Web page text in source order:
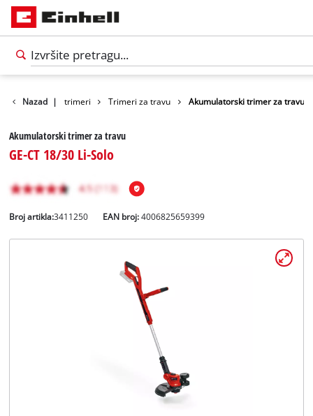
Nazad |
/ Benzinski trimeri Trimeri za travu Akumulatorski trimer za travu
Akumulatorski trimer za travu
GE-CT 18/30 Li-Solo
Broj artikla:3411250 EAN broj:4006825659399